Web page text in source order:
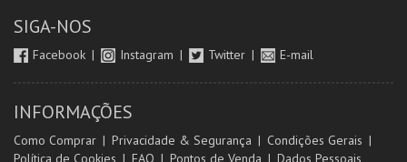
SIGA-NOS
Facebook Instagram Twitter E-mail
INFORMAÇÕES
Como Comprar Privacidade & Segurança
Condições Gerais
Política de Cookies
FAQ Pontos de Venda Dados Pessoais